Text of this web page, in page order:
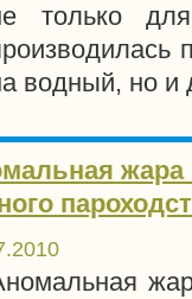
только
водный, но и
жара